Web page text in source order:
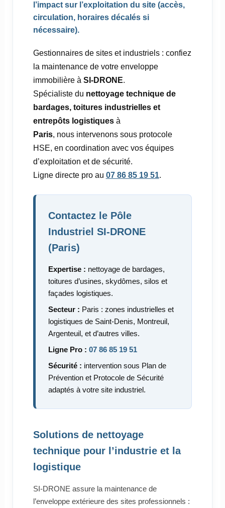
l’impact sur l’exploitation du site (accès,
circulation, horaires décalés si
nécessaire).
Gestionnaires de sites et industriels : confiez
la maintenance de votre enveloppe
immobilière à SI-DRONE.
Spécialiste du nettoyage technique de
bardages, toitures industrielles et
entrepôts logistiquesà
Paris, nous intervenons sous protocole
HSE, en coordination avec vos équipes
d’exploitation et de sécurité.
Ligne directe pro au 07 86 85 19 51.
Contactez le Pôle
Industriel SI-DRONE
(Paris)
Expertise : nettoyage de bardages,
toitures d’usines, skydômes, silos et
façades logistiques.
Secteur : Paris : zones industrielles et
logistiques de Saint-Denis, Montreuil,
Argenteuil, et d’autres villes.
Ligne Pro : 07 86 85 19 51
Sécurité : intervention sous Plan de
Prévention et Protocole de Sécurité
adaptés à votre site industriel.
Solutions de nettoyage
technique pour l’industrie et la
logistique
SI-DRONE assure la maintenance de
l’enveloppe extérieure des sites professionnels :